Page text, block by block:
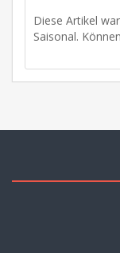
Diese Artikel
Saisonal.